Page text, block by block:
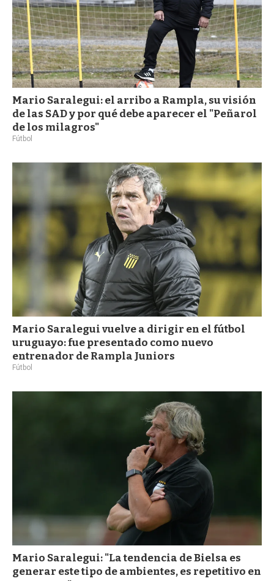
Mario Saralegui: el arribo a Rampla, su visión
de las SAD y por qué debe aparecer el "Peñarol
de los milagros"
Fútbol
Mario Saralegui vuelve a dirigir en el fútbol
uruguayo: fue presentado como nuevo
entrenador de Rampla Juniors
Fútbol
Mario Saralegui: "La tendencia de Bielsa es
generar este tipo de ambientes, es repetitivo en